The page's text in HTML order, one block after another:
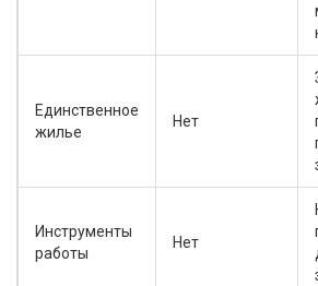
Единственное
жилье
Нет
Инструменты
работы
Нет